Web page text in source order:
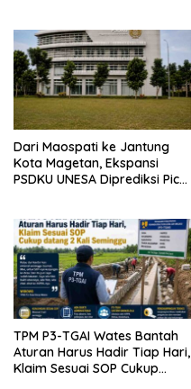
Dari Maospati ke Jantung
Kota Magetan, Ekspansi
PSDKU UNESA Diprediksi Picu
TPM P3-TGAI Wates Bantah
Aturan Harus Hadir Tiap Hari,
Klaim Sesuai SOP Cukup